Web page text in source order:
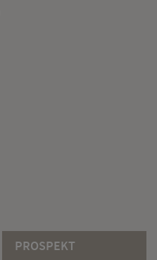
PROSPEKT